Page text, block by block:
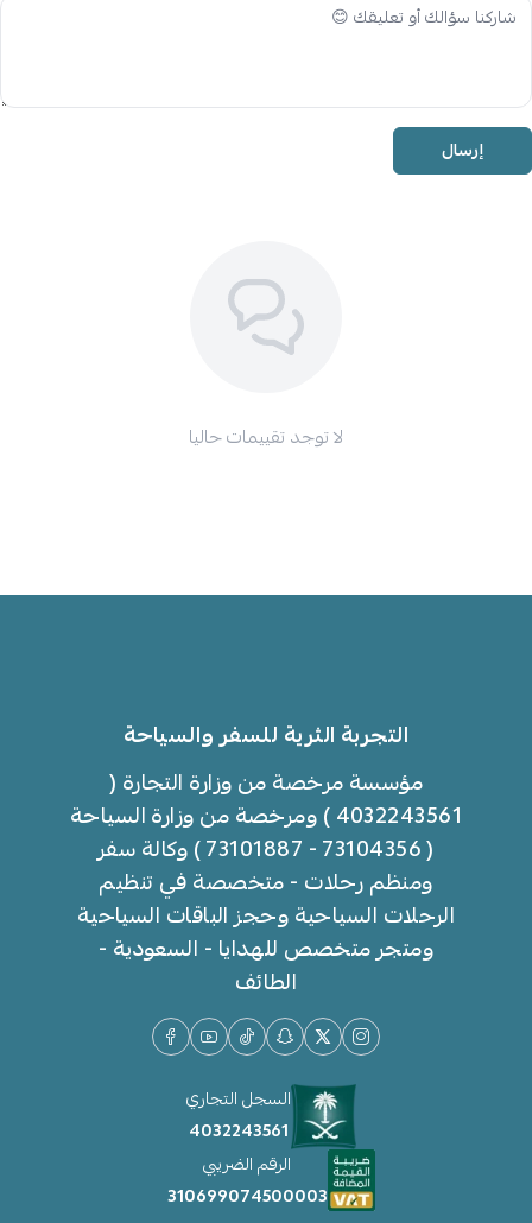
إرسال
لا توجد تقييمات حاليا
التجربة الثرية للسفر والسياحة
مؤسسة مرخصة من وزارة التجارة (
4032243561 ) ومرخصة من وزارة السياحة
( 73104356 - 73101887 ) وكالة سفر
ومنظم رحلات - متخصصة في تنظيم
الرحلات السياحية وحجز الباقات السياحية
ومتجر متخصص للهدايا - السعودية -
الطائف
السجل التجاري
4032243561
الرقم الضريبي
310699074500003